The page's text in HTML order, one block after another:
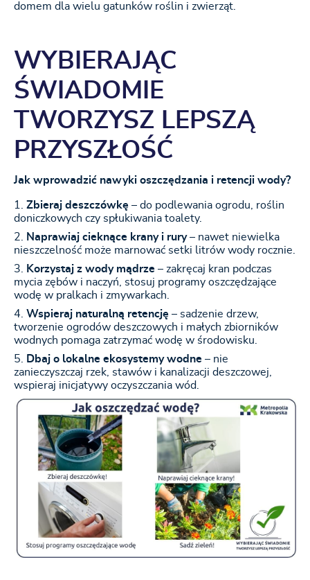
domem dla wielu gatunków roślin i zwierząt.
WYBIERAJĄC
ŚWIADOMIE
TWORZYSZ LEPSZĄ
PRZYSZŁOŚĆ
Jak wprowadzić nawyki oszczędzania i retencji wody?
Zbieraj deszczówkę – do podlewania ogrodu, roślin
doniczkowych czy spłukiwania toalety.
Naprawiaj cieknące krany i rury– nawet niewielka
nieszczelność może marnować setki litrów wody rocznie.
Korzystaj z wody mądrze – zakręcaj kran podczas
mycia zębów i naczyń, stosuj programy oszczędzające
wodę w pralkach i zmywarkach.
Wspieraj naturalną retencję – sadzenie drzew,
tworzenie ogrodów deszczowych i małych zbiorników
wodnych pomaga zatrzymać wodę w środowisku.
Dbaj o lokalne ekosystemy wodne – nie
zanieczyszczaj rzek, stawów i kanalizacji deszczowej,
wspieraj inicjatywy oczyszczania wód.